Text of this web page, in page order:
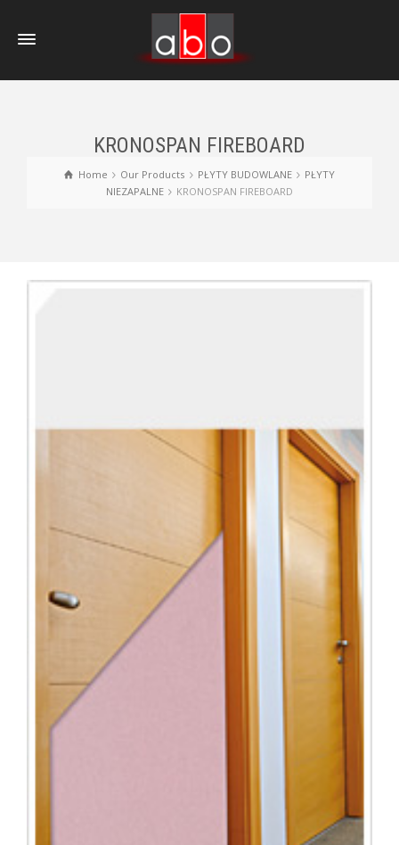
KRONOSPAN FIREBOARD
Home Our Products PŁYTY BUDOWLANE
PŁYTY
NIEZAPALNE
KRONOSPAN FIREBOARD